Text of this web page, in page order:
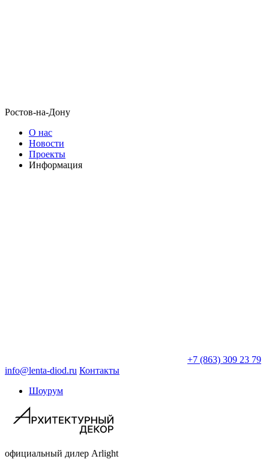
Ростов-на-Дону
О нас
Новости
Проекты
Информация
+7 (863) 309 23 79
info@lenta-diod.ru Контакты
Шоурум
официальный дилер Arlight